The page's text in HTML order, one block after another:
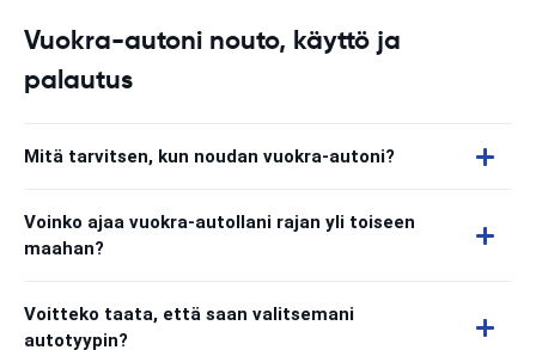
Vuokra-autoni nouto, käyttö ja
palautus
Mitä tarvitsen, kun noudan vuokra-autoni?
Voinko ajaa vuokra-autollani rajan yli toiseen
maahan?
Voitteko taata, että saan valitsemani
autotyypin?